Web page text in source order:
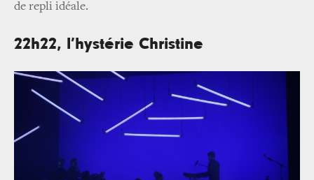
de repli idéale.
22h22, l’hystérie Christine